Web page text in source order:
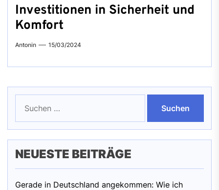
Investitionen in Sicherheit und
Komfort
Antonin 15/03/2024
nach:
NEUESTE BEITRÄGE
Gerade in Deutschland angekommen: Wie ich